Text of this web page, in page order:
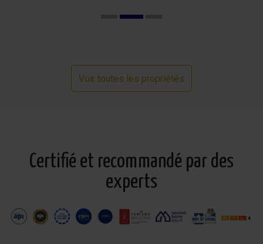
Voir toutes les propriétés
Certifié et recommandé par des
experts